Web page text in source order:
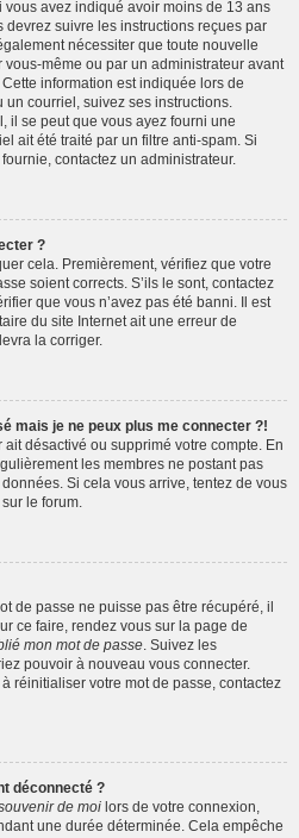
vous avez indiqué avoir moins de 13 ans
devrez suivre les instructions reçues par
nécessiter que toute nouvelle
même ou par un administrateur avant
information est indiquée lors de
un courriel, suivez ses instructions.
il se peut que vous ayez fourni une
ait été traité par un filtre anti-spam. Si
contactez un administrateur.
?
cela. Premièrement, vérifiez que votre
soient corrects. S’ils le sont, contactez
que vous n’avez pas été banni. Il est
du site Internet ait une erreur de
la corriger.
mais je ne peux plus me connecter ?!
désactivé ou supprimé votre compte. En
les membres ne postant pas
Si cela vous arrive, tentez de vous
le forum.
de passe ne puisse pas être récupéré, il
ce faire, rendez vous sur la page de
mon mot de passe . Suivez les
pouvoir à nouveau vous connecter.
réinitialiser votre mot de passe, contactez
déconnecté ?
de moi lors de votre connexion,
une durée déterminée. Cela empêche